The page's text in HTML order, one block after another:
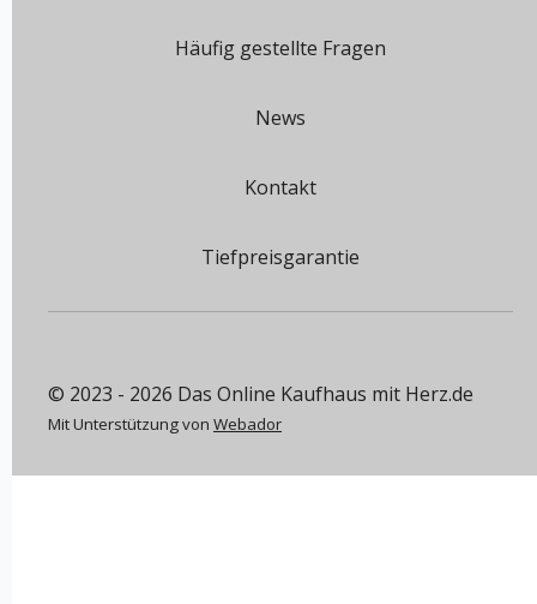
Häufig gestellte Fragen
News
Kontakt
Tiefpreisgarantie
© 2023 - 2026 Das Online Kaufhaus mit Herz.de
Mit Unterstützung von Webador